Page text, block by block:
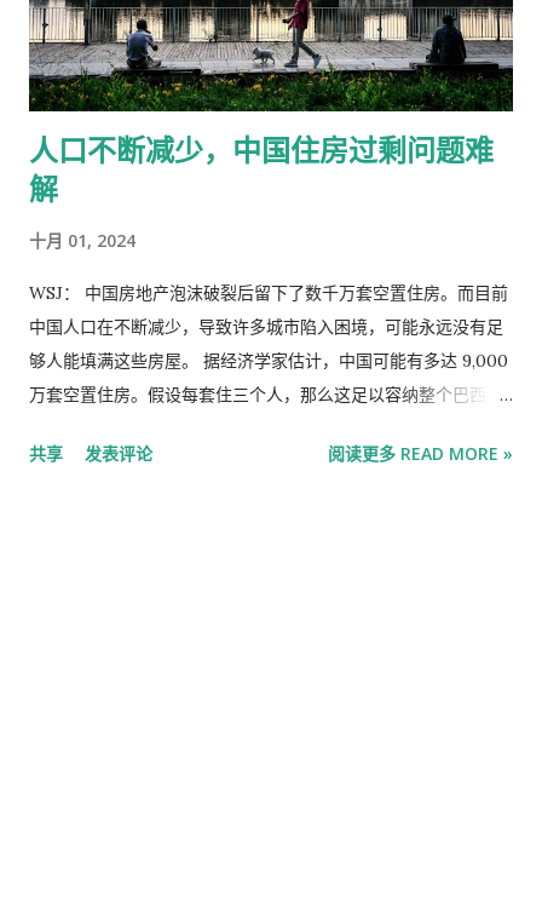
争中改写了陆地战争的脚本，同时也重塑了海上战争的面貌——
迫使军队不断适应实战要求。美国正在开发拦截新型无人机和导
弹的新方法，但仍在很大程度上依赖昂贵的防御系统。 5月，胡
塞武装的支持者在也门萨那市举行集会。 PHOTO: 图片来源：
YAHYA/EPA/SHUTTERSTOCK 从2023年年底到今年，约有
30艘舰船参与了红海的作战行动，占美国海军现役舰船总数的
价值至少达15亿美元的弹药。 美国海军成功摧毁了胡塞武装的大
部分武器库——但尚未实现恢复红海航运的战略目标，而且胡塞
武装还是三天两头向以色列发射导弹。 美国军方和国会领导人已
开始审视这项行动，以汲取经验教训。他们担心这种艰苦卓绝的
部署会对部队整体战备状态构成压力。五角大楼还在调查战机损
群，调查结果预计将在未来数月内公布。 负责美军在中东地区行
人口不断减少，中国住房过剩问题难
解
十月 01, 2024
WSJ： 中国房地产泡沫破裂后留下了数千万套空置住房。而目前
中国人口在不断减少，导致许多城市陷入困境，可能永远没有足
够人能填满这些房屋。 据经济学家估计，中国可能有多达 9,000
万套空置住房。假设每套住三个人，那么这足以容纳整个巴西的
而实际上中国人口并没有在增长。由于中国的独生子女政策，预
共享 发表评论 阅读更多 READ MORE »